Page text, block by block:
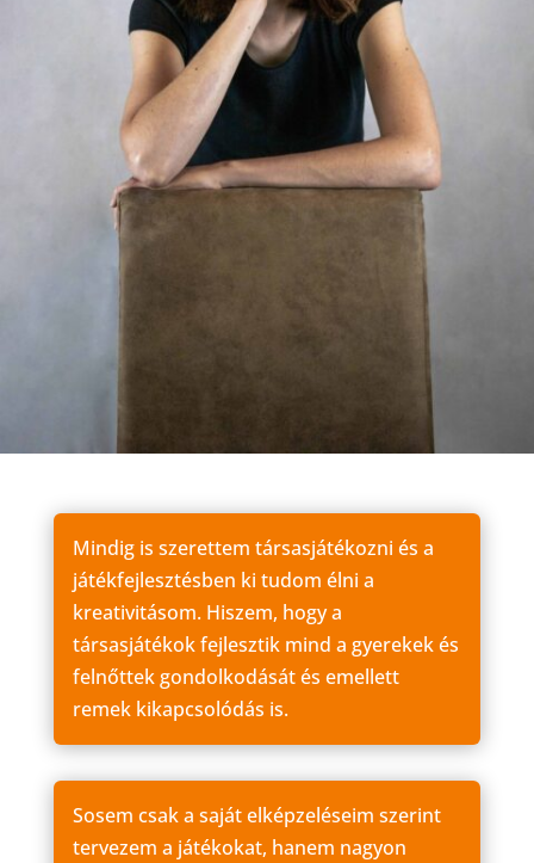
Mindig is szerettem társasjátékozni és a
játékfejlesztésben ki tudom élni a
kreativitásom. Hiszem, hogy a
társasjátékok fejlesztik mind a gyerekek és
felnőttek gondolkodását és emellett
remek kikapcsolódás is.
Sosem csak a saját elképzeléseim szerint
tervezem a játékokat, hanem nagyon